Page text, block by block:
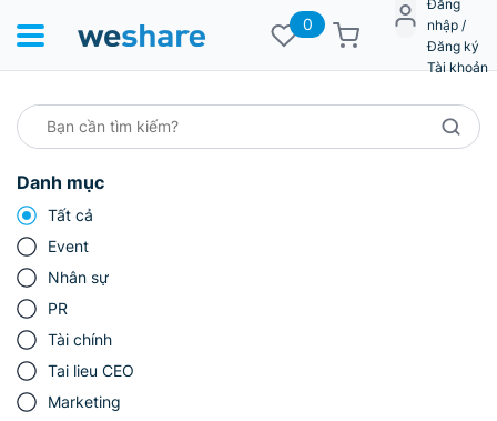
0
Đăng
nhập /
Đăng ký
Tài khoản
Danh mục
Tất cả
Event
Nhân sự
PR
Tài chính
Tai lieu CEO
Marketing